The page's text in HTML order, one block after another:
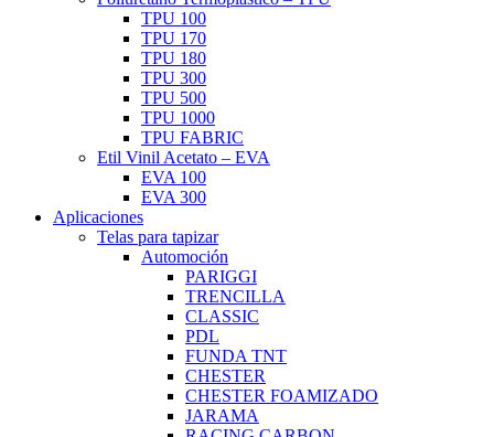
TPU 100
TPU 170
TPU 180
TPU 300
TPU 500
TPU 1000
TPU FABRIC
Etil Vinil Acetato – EVA
EVA 100
EVA 300
Aplicaciones
Telas para tapizar
Automoción
PARIGGI
TRENCILLA
CLASSIC
PDL
FUNDA TNT
CHESTER
CHESTER FOAMIZADO
JARAMA